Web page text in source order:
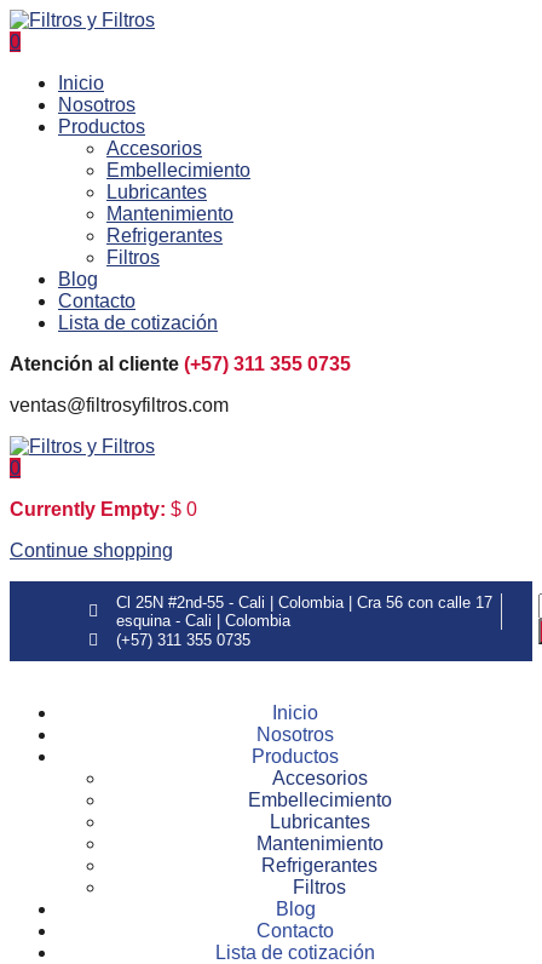
0
Inicio
Nosotros
Productos
Accesorios
Embellecimiento
Lubricantes
Mantenimiento
Refrigerantes
Filtros
Blog
Contacto
Lista de cotización
Atención al cliente (+57) 311 355 0735
ventas@filtrosyfiltros.com
0
Currently Empty: $ 0
Continue shopping
Cl 25N #2nd-55 - Cali | Colombia | Cra 56 con calle 17
esquina - Cali | Colombia
(+57) 311 355 0735
Inicio
Nosotros
Productos
Accesorios
Embellecimiento
Lubricantes
Mantenimiento
Refrigerantes
Filtros
Blog
Contacto
Lista de cotización